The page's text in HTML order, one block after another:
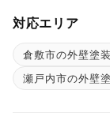
対応エリア
倉敷市の外壁塗装
瀬戸内市の外壁